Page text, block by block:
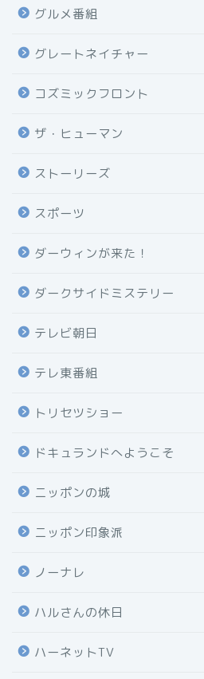
グルメ番組
グレートネイチャー
コズミックフロント
ザ・ヒューマン
ストーリーズ
スポーツ
ダーウィンが来た！
ダークサイドミステリー
テレビ朝日
テレ東番組
トリセツショー
ドキュランドへようこそ
ニッポンの城
ニッポン印象派
ノーナレ
ハルさんの休日
ハーネットTV